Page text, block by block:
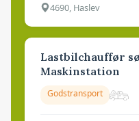
4690, Haslev
Lastbilchauffør
Maskinstation
Godstransport